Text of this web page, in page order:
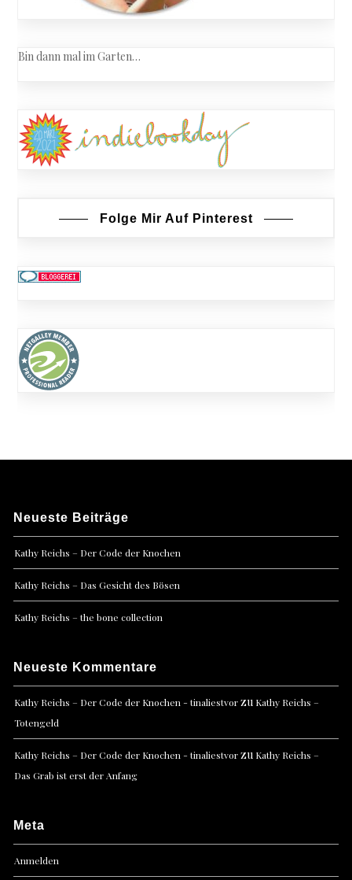
Bin dann mal im Garten…
Folge Mir Auf Pinterest
Neueste Beiträge
Kathy Reichs – Der Code der Knochen
Kathy Reichs – Das Gesicht des Bösen
Kathy Reichs – the bone collection
Neueste Kommentare
Kathy Reichs – Der Code der Knochen - tinaliestvorzu Kathy Reichs –
Totengeld
Kathy Reichs – Der Code der Knochen - tinaliestvorzu Kathy Reichs –
Das Grab ist erst der Anfang
Meta
Anmelden